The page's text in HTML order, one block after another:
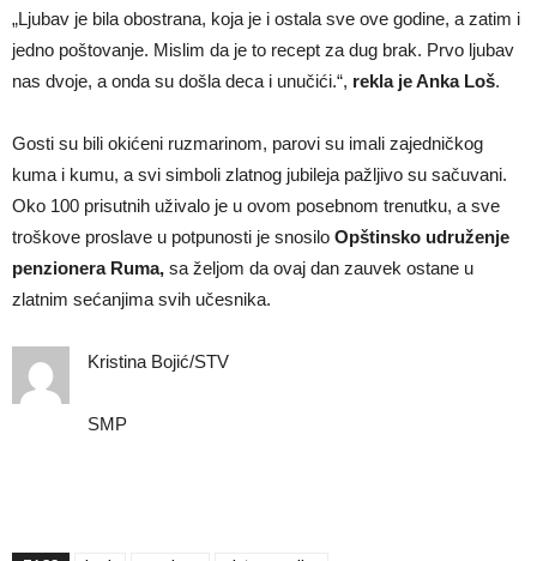
„Ljubav je bila obostrana, koja je i ostala sve ove godine, a zatim i
jedno poštovanje. Mislim da je to recept za dug brak. Prvo ljubav
nas dvoje, a onda su došla deca i unučići.“, rekla je Anka Loš.
Gosti su bili okićeni ruzmarinom, parovi su imali zajedničkog
kuma i kumu, a svi simboli zlatnog jubileja pažljivo su sačuvani.
Oko 100 prisutnih uživalo je u ovom posebnom trenutku, a sve
troškove proslave u potpunosti je snosilo Opštinsko udruženje
penzionera Ruma, sa željom da ovaj dan zauvek ostane u
zlatnim sećanjima svih učesnika.
Kristina Bojić/STV
SMP